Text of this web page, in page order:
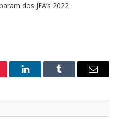
dos JEA’s 2022
LinkedInTumblr
E-